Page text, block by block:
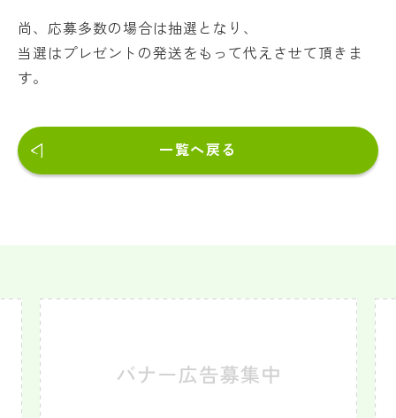
尚、応募多数の場合は抽選となり、
当選はプレゼントの発送をもって代えさせて頂きま
す。
一覧へ戻る